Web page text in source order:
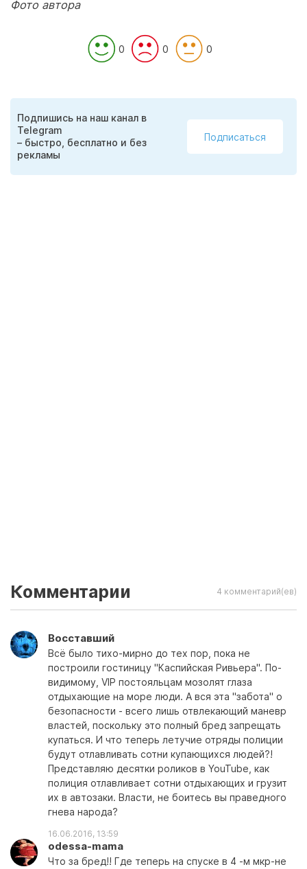
Фото автора
0 0 0
Подпишись на наш канал в
Telegram
– быстро, бесплатно и без
рекламы
Подписаться
Комментарии 4 комментарий(ев)
Восставший
Всё было тихо-мирно до тех пор, пока не
построили гостиницу "Каспийская Ривьера". По-
видимому, VIP постояльцам мозолят глаза
отдыхающие на море люди. А вся эта "забота" о
безопасности - всего лишь отвлекающий маневр
властей, поскольку это полный бред запрещать
купаться. И что теперь летучие отряды полиции
будут отлавливать сотни купающихся людей?!
Представляю десятки роликов в YouTube, как
полиция отлавливает сотни отдыхающих и грузит
их в автозаки. Власти, не боитесь вы праведного
гнева народа?
16.06.2016, 13:59
odessa-mama
Что за бред!! Где теперь на спуске в 4 -м мкр-не